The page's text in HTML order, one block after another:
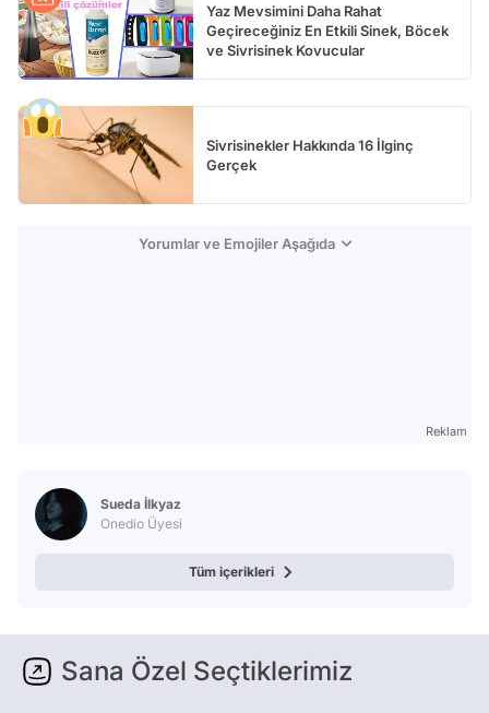
Yaz Mevsimini Daha Rahat
Geçireceğiniz En Etkili Sinek, Böcek
ve Sivrisinek Kovucular
Sivrisinekler Hakkında 16 İlginç
Gerçek
Yorumlar ve Emojiler Aşağıda
Reklam
Sueda İlkyaz
Onedio Üyesi
Tüm içerikleri
Sana Özel Seçtiklerimiz